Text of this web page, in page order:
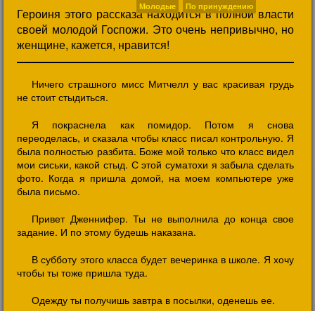
Героиня этого рассказа находится в полной власти
своей молодой Госпожи. Это очень непривычно, но
женщине, кажется, нравится!
Молодые По принуждению
Ничего страшного мисс Митчелл у вас красивая грудь
не стоит стыдиться.
Я покраснела как помидор. Потом я снова
переоделась, и сказала чтобы класс писал контрольную. Я
была полностью разбита. Боже мой только что класс видел
мои сиськи, какой стыд. С этой суматохи я забыла сделать
фото. Когда я пришла домой, на моем компьютере уже
была письмо.
Привет Дженнифер. Ты не выполнила до конца свое
задание. И по этому будешь наказана.
В субботу этого класса будет вечеринка в школе. Я хочу
чтобы ты тоже пришла туда.
Одежду ты получишь завтра в посылки, оденешь ее.